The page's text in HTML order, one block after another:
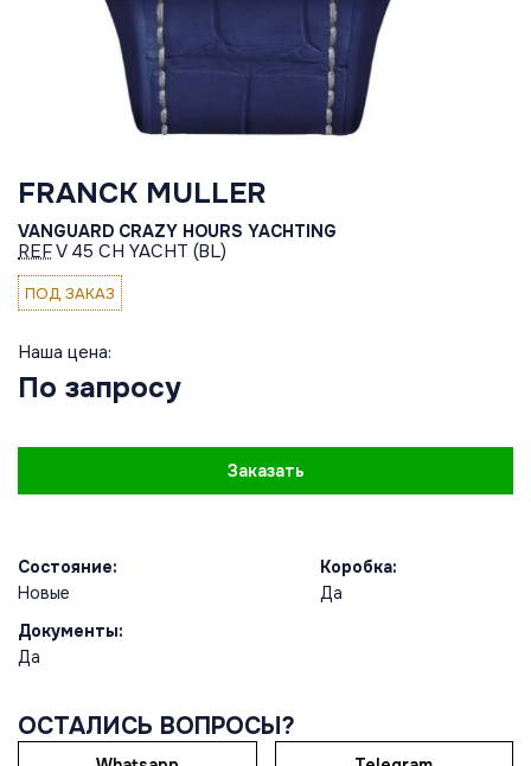
FRANCK MULLER
VANGUARD CRAZY HOURS YACHTING
REFV 45 CH YACHT (BL)
ПОД ЗАКАЗ
Наша цена:
По запросу
Заказать
Состояние:
Новые
Коробка:
Да
Документы:
Да
ОСТАЛИСЬ ВОПРОСЫ?